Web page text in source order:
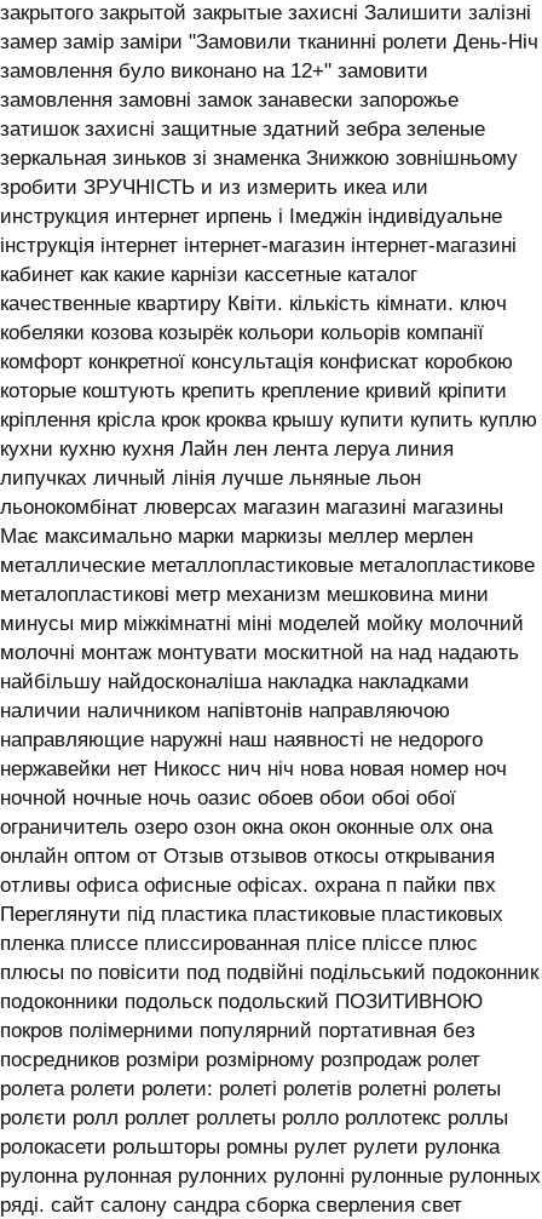
закрытого закрытой закрытые захисні Залишити залізні
замер замір заміри "Замовили тканинні ролети День-Ніч
замовлення було виконано на 12+" замовити
замовлення замовні замок занавески запорожье
затишок захисні защитные здатний зебра зеленые
зеркальная зиньков зі знаменка Знижкою зовнішньому
зробити ЗРУЧНІСТЬ и из измерить икеа или
инструкция интернет ирпень і ‎Імеджін індивідуальне
інструкція інтернет інтернет-магазин інтернет-магазині
кабинет как какие карнізи кассетные каталог
качественные квартиру Квіти. кількість кімнати. ключ
кобеляки козова козырёк кольори кольорів компанії
комфорт конкретної консультація конфискат коробкою
которые коштують крепить крепление кривий кріпити
кріплення крісла крок кроква крышу купити купить куплю
кухни кухню кухня ‎Лайн лен лента леруа линия
липучках личный лінія лучше льняные льон
льонокомбінат люверсах магазин магазині магазины
Має максимально марки маркизы меллер мерлен
металлические металлопластиковые металопластикове
металопластикові метр механизм мешковина мини
минусы мир міжкімнатні міні моделей мойку молочний
молочні монтаж монтувати москитной на над надають
найбільшу найдосконаліша накладка накладками
наличии наличником напівтонів направляючою
направляющие наружні наш наявності не недорого
нержавейки нет Никосс нич ніч нова новая номер ноч
ночной ночные ночь оазис обоев обои обоі обої
ограничитель озеро озон окна окон оконные олх она
онлайн оптом от Отзыв отзывов откосы открывания
отливы офиса офисные офісах. охрана п пайки пвх
Переглянути під пластика пластиковые пластиковых
пленка плиссе плиссированная плісе пліссе плюс
плюсы по повісити под подвійні подільський подоконник
подоконники подольск подольский ПОЗИТИВНОЮ
покров полімерними популярний портативная без
посредников розміри розмірному розпродаж ролет
ролета ролети ролети: ролеті ролетів ролетні ролеты
ролєти ролл роллет роллеты ролло роллотекс роллы
ролокасети рольшторы ромны рулет рулети рулонка
рулонна рулонная рулонних рулонні рулонные рулонных
ряді. сайт салону сандра сборка сверления свет